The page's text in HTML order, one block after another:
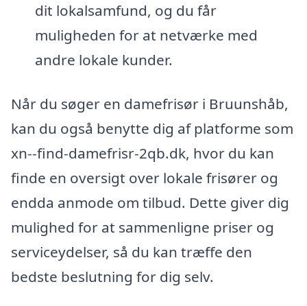
dit lokalsamfund, og du får
muligheden for at netværke med
andre lokale kunder.
Når du søger en damefrisør i Bruunshåb,
kan du også benytte dig af platforme som
xn--find-damefrisr-2qb.dk, hvor du kan
finde en oversigt over lokale frisører og
endda anmode om tilbud. Dette giver dig
mulighed for at sammenligne priser og
serviceydelser, så du kan træffe den
bedste beslutning for dig selv.